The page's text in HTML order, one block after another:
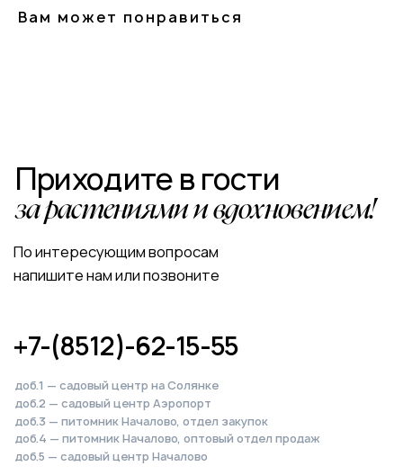
Вам может понравиться
Написать в MAX